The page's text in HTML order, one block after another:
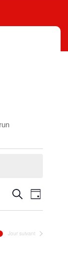
et
Recherche
de
Jour
Jour suivant